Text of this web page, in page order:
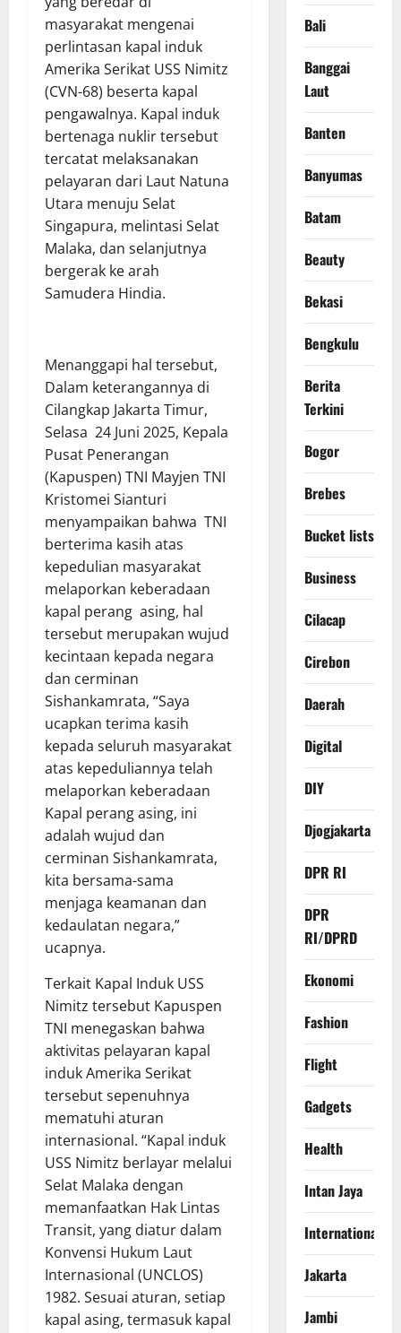
masyarakat mengenai
perlintasan kapal induk
Amerika Serikat USS Nimitz
(CVN-68) beserta kapal
pengawalnya. Kapal induk
bertenaga nuklir tersebut
tercatat melaksanakan
pelayaran dari Laut Natuna
Utara menuju Selat
Singapura, melintasi Selat
Malaka, dan selanjutnya
bergerak ke arah
Samudera Hindia.
Menanggapi hal tersebut,
Dalam keterangannya di
Cilangkap Jakarta Timur,
Selasa 24 Juni 2025, Kepala
Pusat Penerangan
(Kapuspen) TNI Mayjen TNI
Kristomei Sianturi
menyampaikan bahwa TNI
berterima kasih atas
kepedulian masyarakat
melaporkan keberadaan
kapal perang asing, hal
tersebut merupakan wujud
kecintaan kepada negara
dan cerminan
Sishankamrata, “Saya
ucapkan terima kasih
kepada seluruh masyarakat
atas kepeduliannya telah
melaporkan keberadaan
Kapal perang asing, ini
adalah wujud dan
cerminan Sishankamrata,
kita bersama-sama
menjaga keamanan dan
kedaulatan negara,”
ucapnya.
Terkait Kapal Induk USS
Nimitz tersebut Kapuspen
TNI menegaskan bahwa
aktivitas pelayaran kapal
induk Amerika Serikat
tersebut sepenuhnya
mematuhi aturan
internasional. “Kapal induk
USS Nimitz berlayar melalui
Selat Malaka dengan
memanfaatkan Hak Lintas
Transit, yang diatur dalam
Konvensi Hukum Laut
Internasional (UNCLOS)
1982. Sesuai aturan, setiap
kapal asing, termasuk kapal
Bali
Banggai
Laut
Banten
Banyumas
Batam
Beauty
Bekasi
Bengkulu
Berita
Terkini
Bogor
Brebes
Bucket lists
Business
Cilacap
Cirebon
Daerah
Digital
DIY
Djogjakarta
DPR RI
DPR
RI/DPRD
Ekonomi
Fashion
Flight
Gadgets
Health
Intan Jaya
International
Jakarta
Jambi